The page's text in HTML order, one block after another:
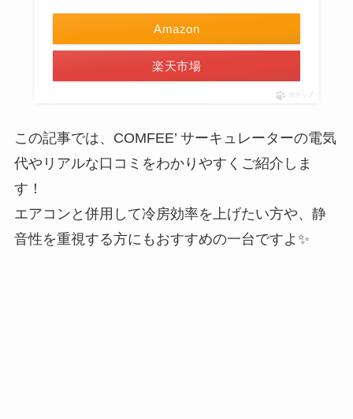
Amazon
楽天市場
ポチップ
この記事では、COMFEE’ サーキュレーターの電気
代やリアルな口コミをわかりやすくご紹介しま
す！
エアコンと併用して冷房効率を上げたい方や、静
音性を重視する方にもおすすめの一台ですよ✨